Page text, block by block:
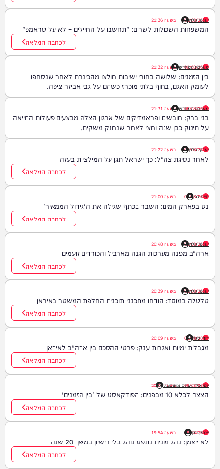
יענקי גולדן
06/08/26
| בשעה 21:36
המשפחות השכולות לשרים: "תחשבו על החיילים – לא על טראמפ"
לכתבה המלאה
מערכת המחדש
06/08/26
| בשעה 21:32
בין הזמנים: שלושה בחורי ישיבות חולצו מהכינרת לאחר שנסחפו
לעומק האגם, בחוף בלתי מוכרז כשהם על גבי אביזר ציפה.
מערכת המחדש
06/08/26
| בשעה 21:31
בני ברק: חובשים ופראמדיקים של ארגון הצלה מבצעים פעולות החייאה
על תינוק כבן שנה וחצי לאחר שנחנק משקית.
יענקי גולדן
06/08/26
| בשעה 21:22
לאחר נסיגת צה"ל: כך ישראל תגן על המילציות בעזה
לכתבה המלאה
חיים גפן
06/08/26
| בשעה 21:00
נס בפארק המים: השבר בכתף שגילה את ה'גידול הממאיר'
לכתבה המלאה
יענקי גולדן
06/08/26
| בשעה 20:48
ארה"ב מפנה מערכות הגנה מארביל והכורדים זועמים
לכתבה המלאה
יענקי גולדן
06/08/26
| בשעה 20:39
טלטלה במוסד: הודחו מתכנני תוכנית החלפת המשטר באיראן
לכתבה המלאה
דודי סגל
06/08/26
| בשעה 20:09
מגבלות ימיות ואגרות ענק: פרטי ההסכם בין ארה"ב לאיראן
לכתבה המלאה
יוסי פלד ויצחק מושקוביץ
06/08/26
| בשעה20:00
הצצה לכלא 10 מבפנים: הפודקאסט של 'בין הזמנים'
לכתבה המלאה
יצחק כהן
06/08/26
| בשעה 19:54
לא ייאמן: נהג מונית נתפס נוהג בלי רישיון במשך 20 שנה
לכתבה המלאה